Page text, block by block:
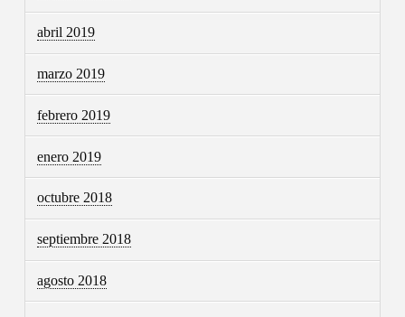
abril 2019
marzo 2019
febrero 2019
enero 2019
octubre 2018
septiembre 2018
agosto 2018